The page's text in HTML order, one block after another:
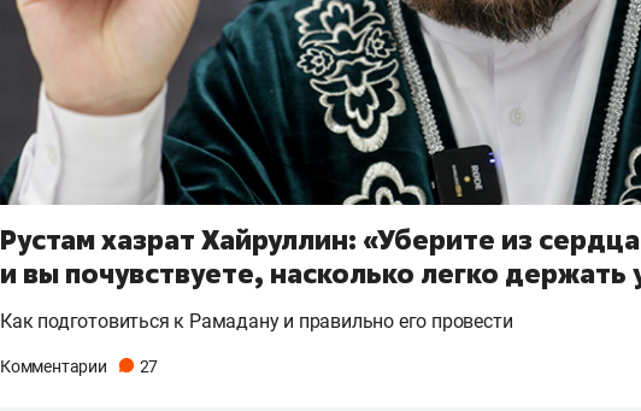
Рустам хазрат Хайруллин: «Уберите из
и вы почувствуете, насколько легко держать
Как подготовиться к Рамадану и правильно его провести
Комментарии 27